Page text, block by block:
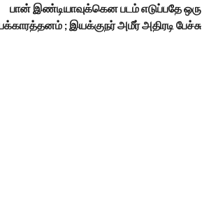
பான் இண்டியாவுக்கென படம் எடுப்பதே ஒரு
; இயக்குநர் அமீர் அதிரடி பேச்சு